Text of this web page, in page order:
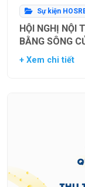
Sự kiện
HỘI NGHỊ NỘI
BẰNG SÔNG
+ Xem chi tiết